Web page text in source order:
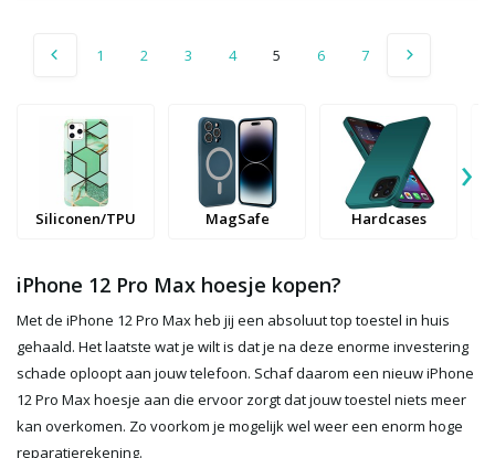
1 2 3 4 5 6 7
Siliconen/TPU MagSafe Hardcases
›
iPhone 12 Pro Max hoesje kopen?
Met de iPhone 12 Pro Max heb jij een absoluut top toestel in huis
gehaald. Het laatste wat je wilt is dat je na deze enorme investering
schade oploopt aan jouw telefoon. Schaf daarom een nieuw iPhone
12 Pro Max hoesje aan die ervoor zorgt dat jouw toestel niets meer
kan overkomen. Zo voorkom je mogelijk wel weer een enorm hoge
reparatierekening.